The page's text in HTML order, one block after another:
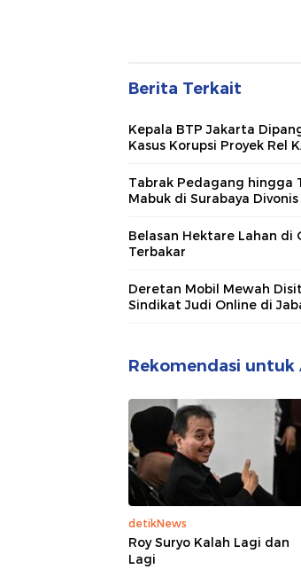
Berita Terkait
Kepala BTP Jakarta
Kasus Korupsi Proyek Rel
Tabrak Pedagang hingga
Mabuk di Surabaya
Belasan Hektare Lahan di
Terbakar
Deretan Mobil Mewah
Sindikat Judi Online di
Rekomendasi untuk
detikNews
Roy Suryo Kalah Lagi dan
Lagi